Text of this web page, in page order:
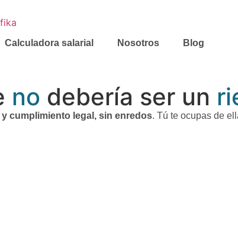
Calculadora salarial Nosotros Blog
no debería ser un
cumplimiento legal, sin enredos. Tú te ocupas de